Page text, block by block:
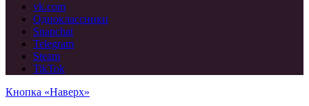
vk.com
Одноклассники
Snapchat
Telegram
Steam
TikTok
Кнопка «Наверх»